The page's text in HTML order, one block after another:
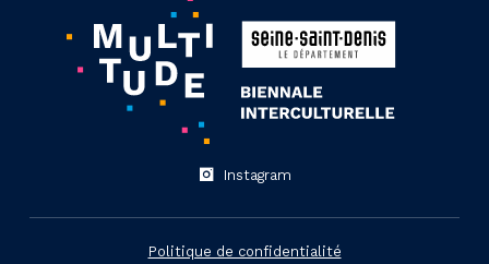
Instagram
Politique de confidentialité